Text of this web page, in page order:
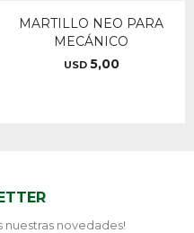
MARTILLO NEO PARA
MECÁNICO
USD 5,00
nuestras novedades!